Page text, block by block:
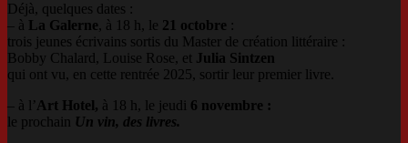
Déjà, quelques dates :
– à La Galerne, à 18 h, le 21 octobre :
trois jeunes écrivains sortis du Master de création littéraire :
Bobby Chalard, Louise Rose, et Julia Sintzen
qui ont vu, en cette rentrée 2025, sortir leur premier livre.
– à l’Art Hotel, à 18 h, le jeudi 6 novembre :
le prochain Un vin, des livres.